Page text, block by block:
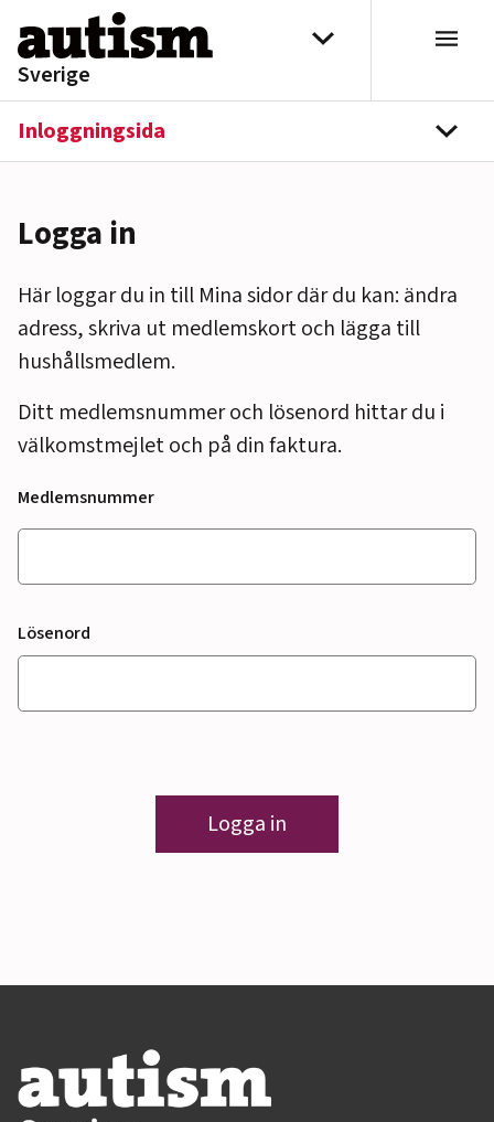
Hoppa till innehåll
Sverige
Välj distrikt
Inloggningsida
Logga in
Här loggar du in till Mina sidor där du kan: ändra
adress, skriva ut medlemskort och lägga till
hushållsmedlem.
Ditt medlemsnummer och lösenord hittar du i
välkomstmejlet och på din faktura.
Medlemsnummer
Lösenord
Logga in